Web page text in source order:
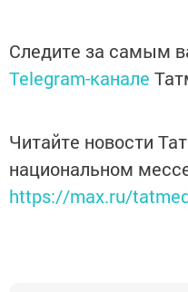
Следите за самым
Telegram-канале
Читайте новости
национальном
https://max.ru/